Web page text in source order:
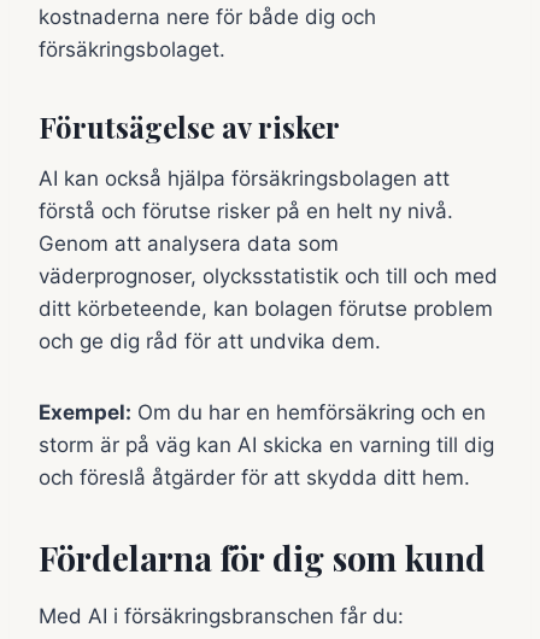
kostnaderna nere för både dig och
försäkringsbolaget.
Förutsägelse av risker
AI kan också hjälpa försäkringsbolagen att
förstå och förutse risker på en helt ny nivå.
Genom att analysera data som
väderprognoser, olycksstatistik och till och med
ditt körbeteende, kan bolagen förutse problem
och ge dig råd för att undvika dem.
Exempel: Om du har en hemförsäkring och en
storm är på väg kan AI skicka en varning till dig
och föreslå åtgärder för att skydda ditt hem.
Fördelarna för dig som kund
Med AI i försäkringsbranschen får du: